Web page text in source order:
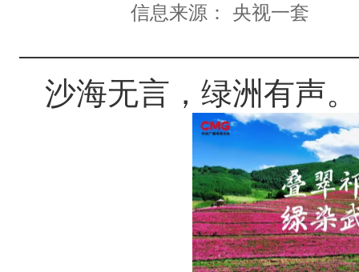
信息来源： 央视一套
沙海无言，绿洲有声。